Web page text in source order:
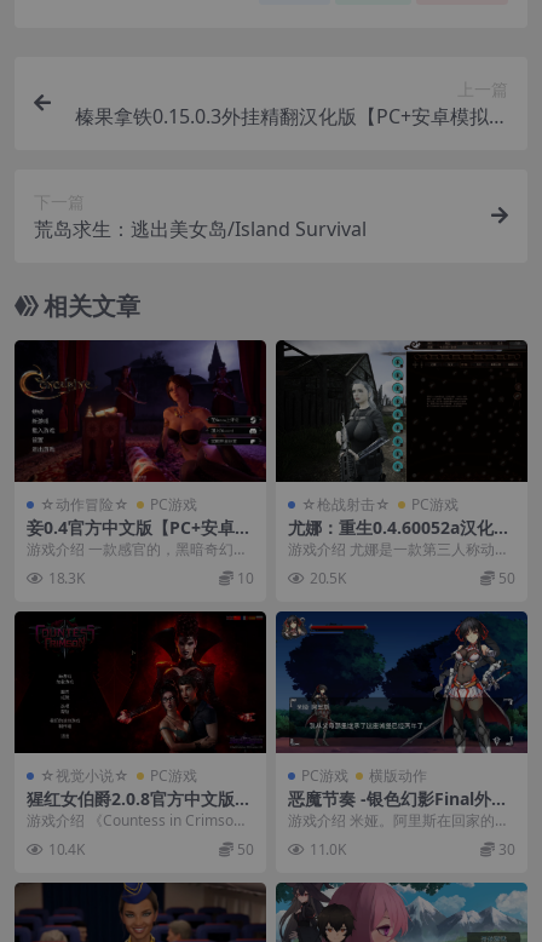
上一篇
榛果拿铁0.15.0.3外挂精翻汉化版【PC+安卓模拟器
下一篇
荒岛求生：逃出美女岛/Island Survival
相关文章
☆动作冒险☆ PC游戏
妾0.4官方中文版【PC+安卓模
拟器+3D大型生存/动作冒险A
CT】/Concubine【5.85G】
游戏介绍 一款感官的，黑暗奇幻砍
杀ARPG。完全自定义一个可爱的妾
和最多三个女性...
18.3K 10
☆枪战射击☆ PC游戏
尤娜：重生0.4.60052a汉化版
【PC+安卓模拟器+枪战射击S
LG/动作冒险ACT/异种J】/Yu
na: Reborn【6.88G】
游戏介绍 尤娜是一款第三人称动作
RPG射击游戏，专注于游戏性和动
态动作。 PS：...
20.5K 50
☆视觉小说☆ PC游戏
猩红女伯爵2.0.8官方中文版
【PC+欧美SLG】/Countess i
游戏介绍 《Countess in Crimso
10.4K 50
PC游戏 横版动作
恶魔节奏 -银色幻影Final外挂
完美汉化版【PC+横版动作AC
T+画廊解锁】/Devil Rhythm
-Silver Phantom【1G】【会
游戏介绍 米娅。阿里斯在回家的路
上遇到了怪物。 她的城堡被占领
了。 作为领主，她...
11.0K 30